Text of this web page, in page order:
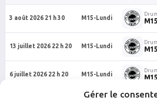
Gérer le
3 août 2026 21 h 30 M15-Lundi
13 juillet 2026 22 h 20 M15-Lundi
6 juillet 2026 22 h 20 M15-Lundi